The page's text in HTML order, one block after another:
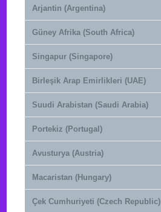
Arjantin (Argentina)
Güney Afrika (South Africa)
Singapur (Singapore)
Birleşik Arap Emirlikleri (UAE)
Suudi Arabistan (Saudi Arabia)
Portekiz (Portugal)
Avusturya (Austria)
Macaristan (Hungary)
Çek Cumhuriyeti (Czech Republic)